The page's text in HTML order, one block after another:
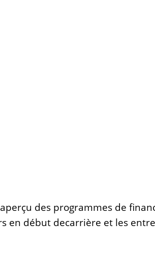
des programmes de
en début decarrière et les